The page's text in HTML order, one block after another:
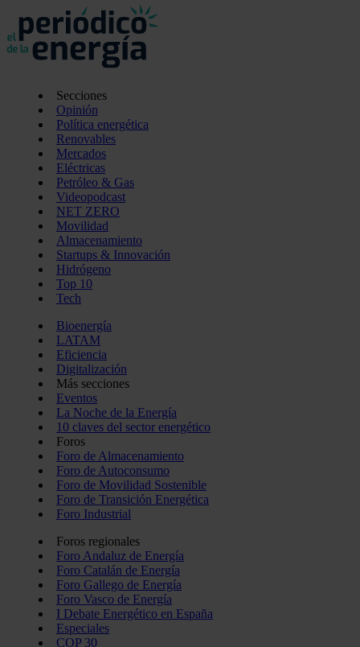
Secciones
Opinión
Política energética
Renovables
Mercados
Eléctricas
Petróleo & Gas
Videopodcast
NET ZERO
Movilidad
Almacenamiento
Startups & Innovación
Hidrógeno
Top 10
Tech
Bioenergía
LATAM
Eficiencia
Digitalización
Más secciones
Eventos
La Noche de la Energía
10 claves del sector energético
Foros
Foro de Almacenamiento
Foro de Autoconsumo
Foro de Movilidad Sostenible
Foro de Transición Energética
Foro Industrial
Foros regionales
Foro Andaluz de Energía
Foro Catalán de Energía
Foro Gallego de Energía
Foro Vasco de Energía
I Debate Energético en España
Especiales
COP 30